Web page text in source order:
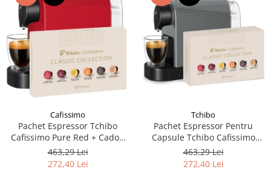
Cafissimo
Pachet Espressor Tchibo
Cafissimo Pure Red + Cadou
60 de Capsule Cafissimo
Classic Collection
463,29 Lei
272,40 Lei
Tchibo
Pachet Espressor Pentru
Capsule Tchibo Cafissimo
Pure Grey + TCHIBO
CAFISSIMO Set Capsule 6
Sortimente - Bundle
463,29 Lei
272,40 Lei